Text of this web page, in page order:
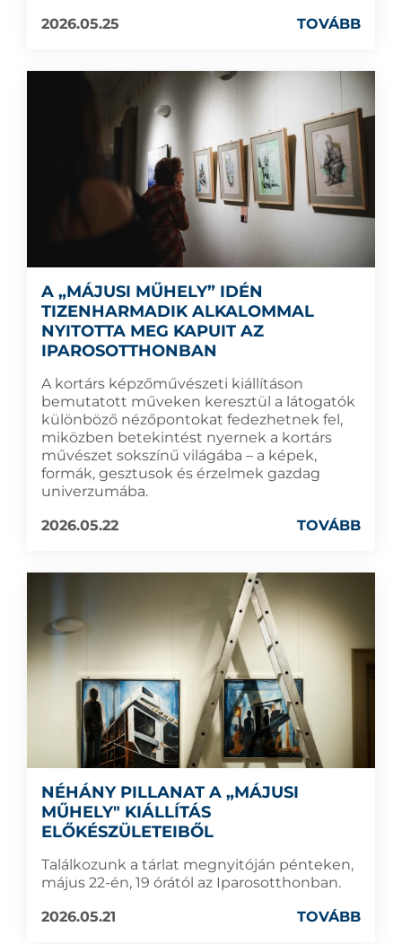
2026.05.25
TOVÁBB
A „MÁJUSI MŰHELY” IDÉN
TIZENHARMADIK ALKALOMMAL
NYITOTTA MEG KAPUIT AZ
IPAROSOTTHONBAN
A kortárs képzőművészeti kiállításon
bemutatott műveken keresztül a látogatók
különböző nézőpontokat fedezhetnek fel,
miközben betekintést nyernek a kortárs
művészet sokszínű világába – a képek,
formák, gesztusok és érzelmek gazdag
univerzumába.
2026.05.22
TOVÁBB
NÉHÁNY PILLANAT A „MÁJUSI
MŰHELY" KIÁLLÍTÁS
ELŐKÉSZÜLETEIBŐL
Találkozunk a tárlat megnyitóján pénteken,
május 22-én, 19 órától az Iparosotthonban.
2026.05.21
TOVÁBB